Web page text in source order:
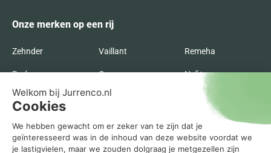
Onze merken op een rij
Zehnder Vaillant Remeha
Radson Orcon Nefit
Itho Daalderop Inventum Intergas
Bosch AWB ATAG